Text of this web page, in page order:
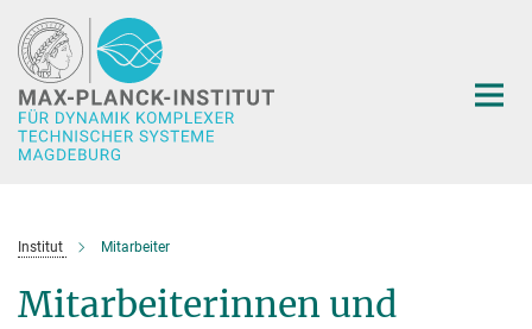
Hauptinhalt
Institut Mitarbeiter
Mitarbeiterinnen und